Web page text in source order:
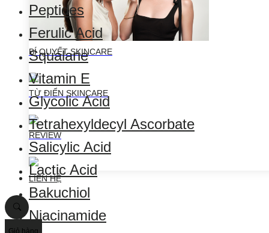
BÍ QUYẾT SKINCARE
TỪ ĐIỂN SKINCARE
REVIEW
LIÊN HỆ
Giỏ hàng
Peptides
Ferulic Acid
Squalane
Vitamin E
Glycolic Acid
Tetrahexyldecyl Ascorbate
Salicylic Acid
Lactic Acid
Bakuchiol
Niacinamide